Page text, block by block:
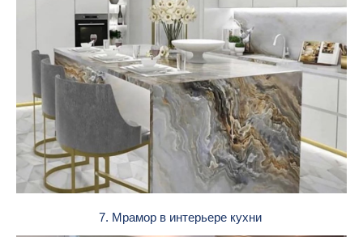
7. Мрамор в интерьере кухни